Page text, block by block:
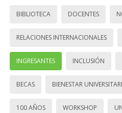
BIBLIOTECA DOCENTES
RELACIONES INTERNACIONALES
INGRESANTES INCLUSIÓN
BECAS BIENESTAR
100 AÑOS WORKSHOP